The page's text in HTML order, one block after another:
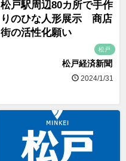
松戸駅周辺80カ所で手作
りのひな人形展示 商店
街の活性化願い
松戸
松戸経済新聞
2024/1/31